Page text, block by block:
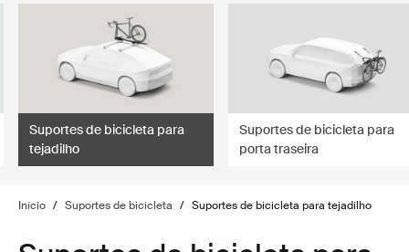
Suportes de bicicleta para
tejadilho
Suportes de bicicleta para
porta traseira
Início / Suportes de bicicleta / Suportes de bicicleta para tejadilho